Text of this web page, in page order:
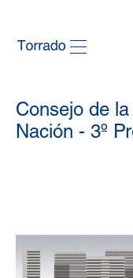
Consejo de
Nación - 3º